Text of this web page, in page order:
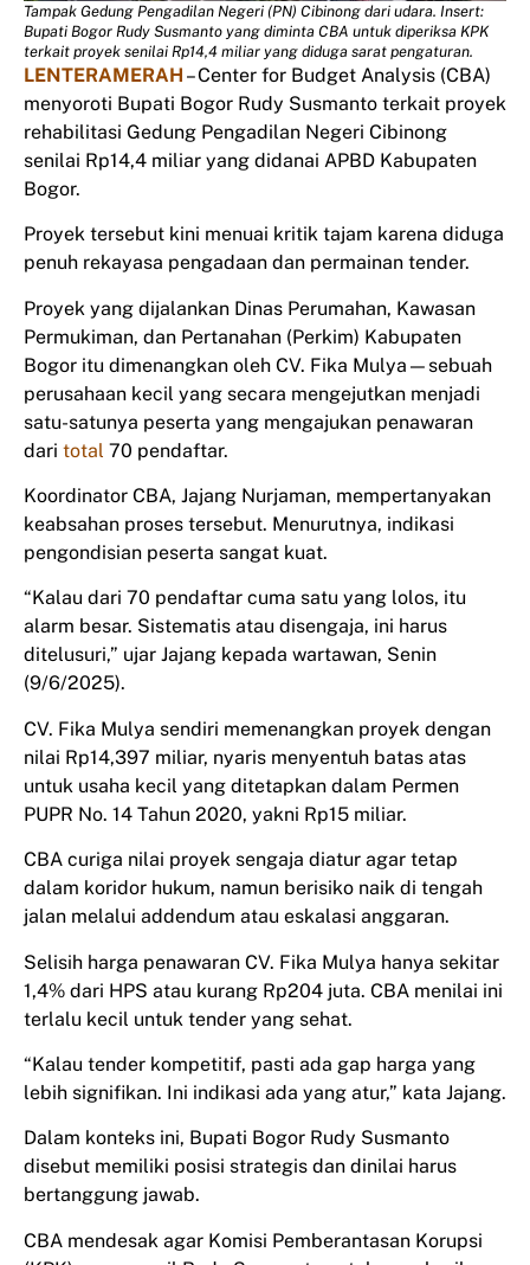
Tampak Gedung Pengadilan Negeri (PN) Cibinong dari udara. Insert:
Bupati Bogor Rudy Susmanto yang diminta CBA untuk diperiksa KPK
terkait proyek senilai Rp14,4 miliar yang diduga sarat pengaturan.
LENTERAMERAH – Center for Budget Analysis (CBA)
menyoroti Bupati Bogor Rudy Susmanto terkait proyek
rehabilitasi Gedung Pengadilan Negeri Cibinong
senilai Rp14,4 miliar yang didanai APBD Kabupaten
Bogor.
Proyek tersebut kini menuai kritik tajam karena diduga
penuh rekayasa pengadaan dan permainan tender.
Proyek yang dijalankan Dinas Perumahan, Kawasan
Permukiman, dan Pertanahan (Perkim) Kabupaten
Bogor itu dimenangkan oleh CV. Fika Mulya—sebuah
perusahaan kecil yang secara mengejutkan menjadi
satu-satunya peserta yang mengajukan penawaran
dari total 70 pendaftar.
Koordinator CBA, Jajang Nurjaman, mempertanyakan
keabsahan proses tersebut. Menurutnya, indikasi
pengondisian peserta sangat kuat.
“Kalau dari 70 pendaftar cuma satu yang lolos, itu
alarm besar. Sistematis atau disengaja, ini harus
ditelusuri,” ujar Jajang kepada wartawan, Senin
(9/6/2025).
CV. Fika Mulya sendiri memenangkan proyek dengan
nilai Rp14,397 miliar, nyaris menyentuh batas atas
untuk usaha kecil yang ditetapkan dalam Permen
PUPR No. 14 Tahun 2020, yakni Rp15 miliar.
CBA curiga nilai proyek sengaja diatur agar tetap
dalam koridor hukum, namun berisiko naik di tengah
jalan melalui addendum atau eskalasi anggaran.
Selisih harga penawaran CV. Fika Mulya hanya sekitar
1,4% dari HPS atau kurang Rp204 juta. CBA menilai ini
terlalu kecil untuk tender yang sehat.
“Kalau tender kompetitif, pasti ada gap harga yang
lebih signifikan. Ini indikasi ada yang atur,” kata Jajang.
Dalam konteks ini, Bupati Bogor Rudy Susmanto
disebut memiliki posisi strategis dan dinilai harus
bertanggung jawab.
CBA mendesak agar Komisi Pemberantasan Korupsi